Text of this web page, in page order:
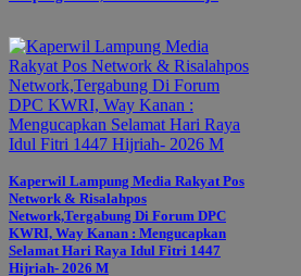
Kaperwil Lampung Media Rakyat Pos
Network & Risalahpos
Network,Tergabung Di Forum DPC
KWRI, Way Kanan : Mengucapkan
Selamat Hari Raya Idul Fitri 1447
Hijriah- 2026 M